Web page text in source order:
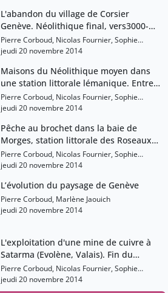
L'abandon du village de Corsier
Genève. Néolithique final, vers3000-
2800 av. J.-C.
Pierre Corboud, Nicolas Fournier, Sophie
Gardaz
jeudi 20 novembre 2014
Maisons du Néolithique moyen dans
une station littorale lémanique. Entre
4000 et 3000 av. J.-C.
Pierre Corboud, Nicolas Fournier, Sophie
Gardaz
jeudi 20 novembre 2014
Pêche au brochet dans la baie de
Morges, station littorale des Roseaux
(Morges, Vaud). Age du Bronze ancien,
1800-1600 av. J.-C.
Pierre Corboud, Nicolas Fournier, Sophie
Gardaz
jeudi 20 novembre 2014
L’évolution du paysage de Genève
Pierre Corboud, Marlène Jaouich
jeudi 20 novembre 2014
L'exploitation d'une mine de cuivre à
Satarma (Evolène, Valais). Fin du
Néolithique ou âge du Bronze, entre
2900 et 1000 av. J.-C.
Pierre Corboud, Nicolas Fournier, Sophie
Gardaz
jeudi 20 novembre 2014